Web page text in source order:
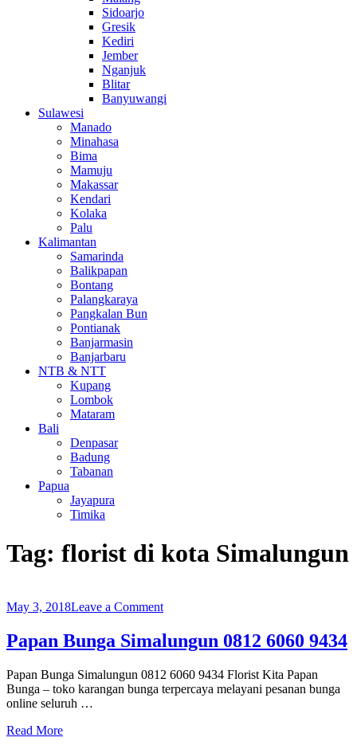
Sidoarjo
Gresik
Kediri
Jember
Nganjuk
Blitar
Banyuwangi
Sulawesi
Manado
Minahasa
Bima
Mamuju
Makassar
Kendari
Kolaka
Palu
Kalimantan
Samarinda
Balikpapan
Bontang
Palangkaraya
Pangkalan Bun
Pontianak
Banjarmasin
Banjarbaru
NTB & NTT
Kupang
Lombok
Mataram
Bali
Denpasar
Badung
Tabanan
Papua
Jayapura
Timika
Tag: florist di kota Simalungun
May 3, 2018Leave a Commenton
Bunga
Simalungun
6060
9434
Papan Bunga Simalungun 0812 6060 9434
Papan Bunga Simalungun 0812 6060 9434 Florist Kita Papan
Bunga – toko karangan bunga terpercaya melayani pesanan bunga
online seluruh …
Read More